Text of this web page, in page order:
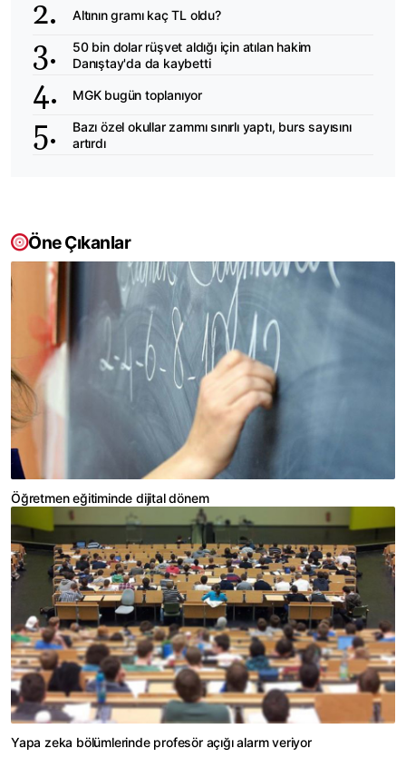
Altının gramı kaç TL oldu?
50 bin dolar rüşvet aldığı için atılan hakim
Danıştay'da da kaybetti
MGK bugün toplanıyor
Bazı özel okullar zammı sınırlı yaptı, burs sayısını
artırdı
Öne Çıkanlar
Öğretmen eğitiminde dijital dönem
Yapa zeka bölümlerinde profesör açığı alarm veriyor